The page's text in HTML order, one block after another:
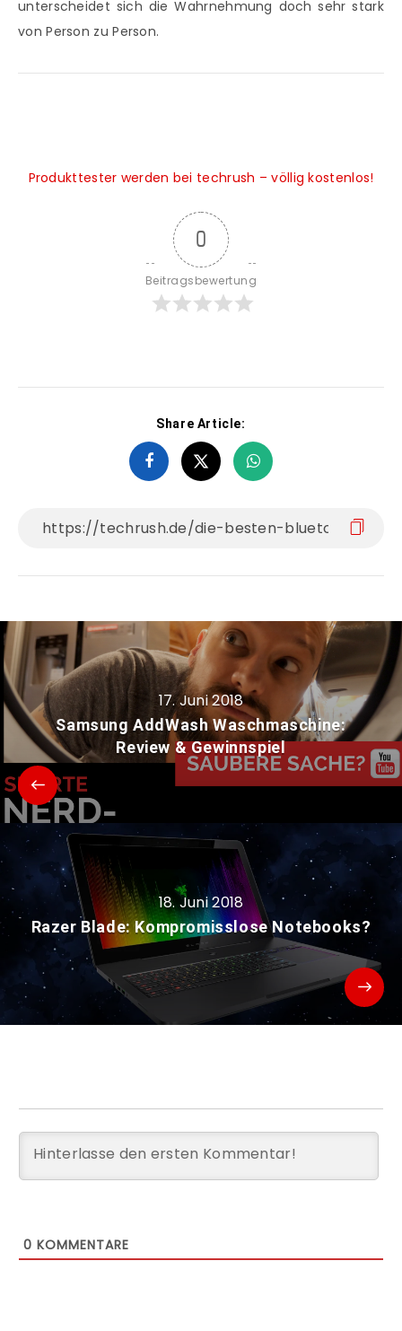
unterscheidet sich die Wahrnehmung doch sehr stark
von Person zu Person.
Produkttester werden bei techrush – völlig kostenlos!
0
Beitragsbewertung
Share Article:
17. Juni 2018
Samsung AddWash Waschmaschine:
Review & Gewinnspiel
18. Juni 2018
Razer Blade: Kompromisslose Notebooks?
0 KOMMENTARE